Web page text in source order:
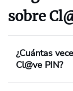
sobre
¿Cuántas
Cl@ve PIN?